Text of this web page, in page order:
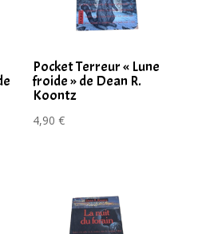
Pocket Terreur « Lune
froide » de Dean R.
Koontz
4,90€